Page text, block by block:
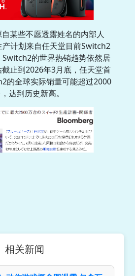
自某些不愿透露姓名的内部人
计划来自任天堂目前Switch2
的世界热销趋势依然居
止到2026年3月底，任天堂首
的全球实际销量可能超过2000
达到历史新高。
相关新闻